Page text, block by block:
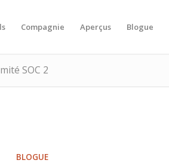
Compagnie Aperçus Blogue
SOC 2
BLOGUE